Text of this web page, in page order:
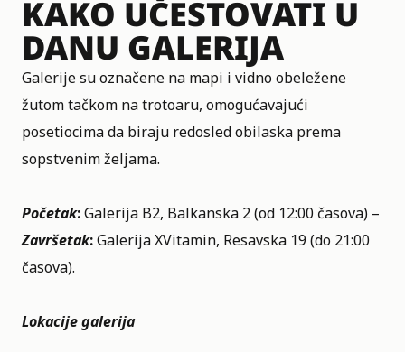
KAKO UČESTOVATI U
DANU GALERIJA
Galerije su označene na mapi i vidno obeležene
žutom tačkom na trotoaru, omogućavajući
posetiocima da biraju redosled obilaska prema
sopstvenim željama.
Početak:Galerija B2, Balkanska 2 (od 12:00 časova) –
Završetak:Galerija XVitamin, Resavska 19 (do 21:00
časova).
Lokacije galerija